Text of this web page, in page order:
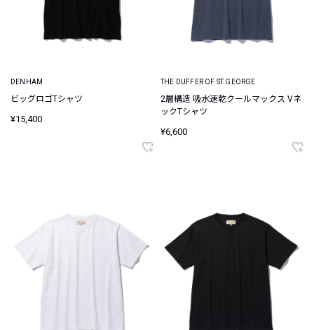
DENHAM
ビッグロゴTシャツ
¥15,400
THE DUFFER OF ST.GEORGE
2層構造 吸水速乾クールマックス Vネ
ックTシャツ
¥6,600